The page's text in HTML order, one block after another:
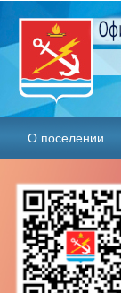
О поселении